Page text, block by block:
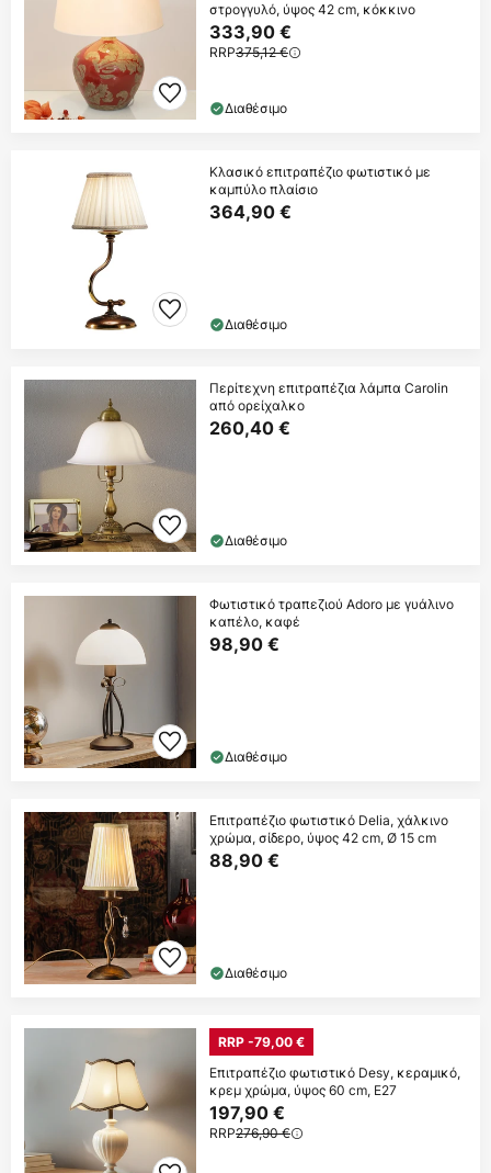
στρογγυλό, ύψος 42 cm, κόκκινο
333,90 €
RRP375,12 €
Διαθέσιμο
Κλασικό επιτραπέζιο φωτιστικό με
καμπύλο πλαίσιο
364,90 €
Διαθέσιμο
Περίτεχνη επιτραπέζια λάμπα Carolin
από ορείχαλκο
260,40 €
Διαθέσιμο
Φωτιστικό τραπεζιού Adoro με γυάλινο
καπέλο, καφέ
98,90 €
Διαθέσιμο
Επιτραπέζιο φωτιστικό Delia, χάλκινο
χρώμα, σίδερο, ύψος 42 cm, Ø 15 cm
88,90 €
Διαθέσιμο
RRP -79,00 €
Επιτραπέζιο φωτιστικό Desy, κεραμικό,
κρεμ χρώμα, ύψος 60 cm, E27
197,90 €
RRP276,90 €